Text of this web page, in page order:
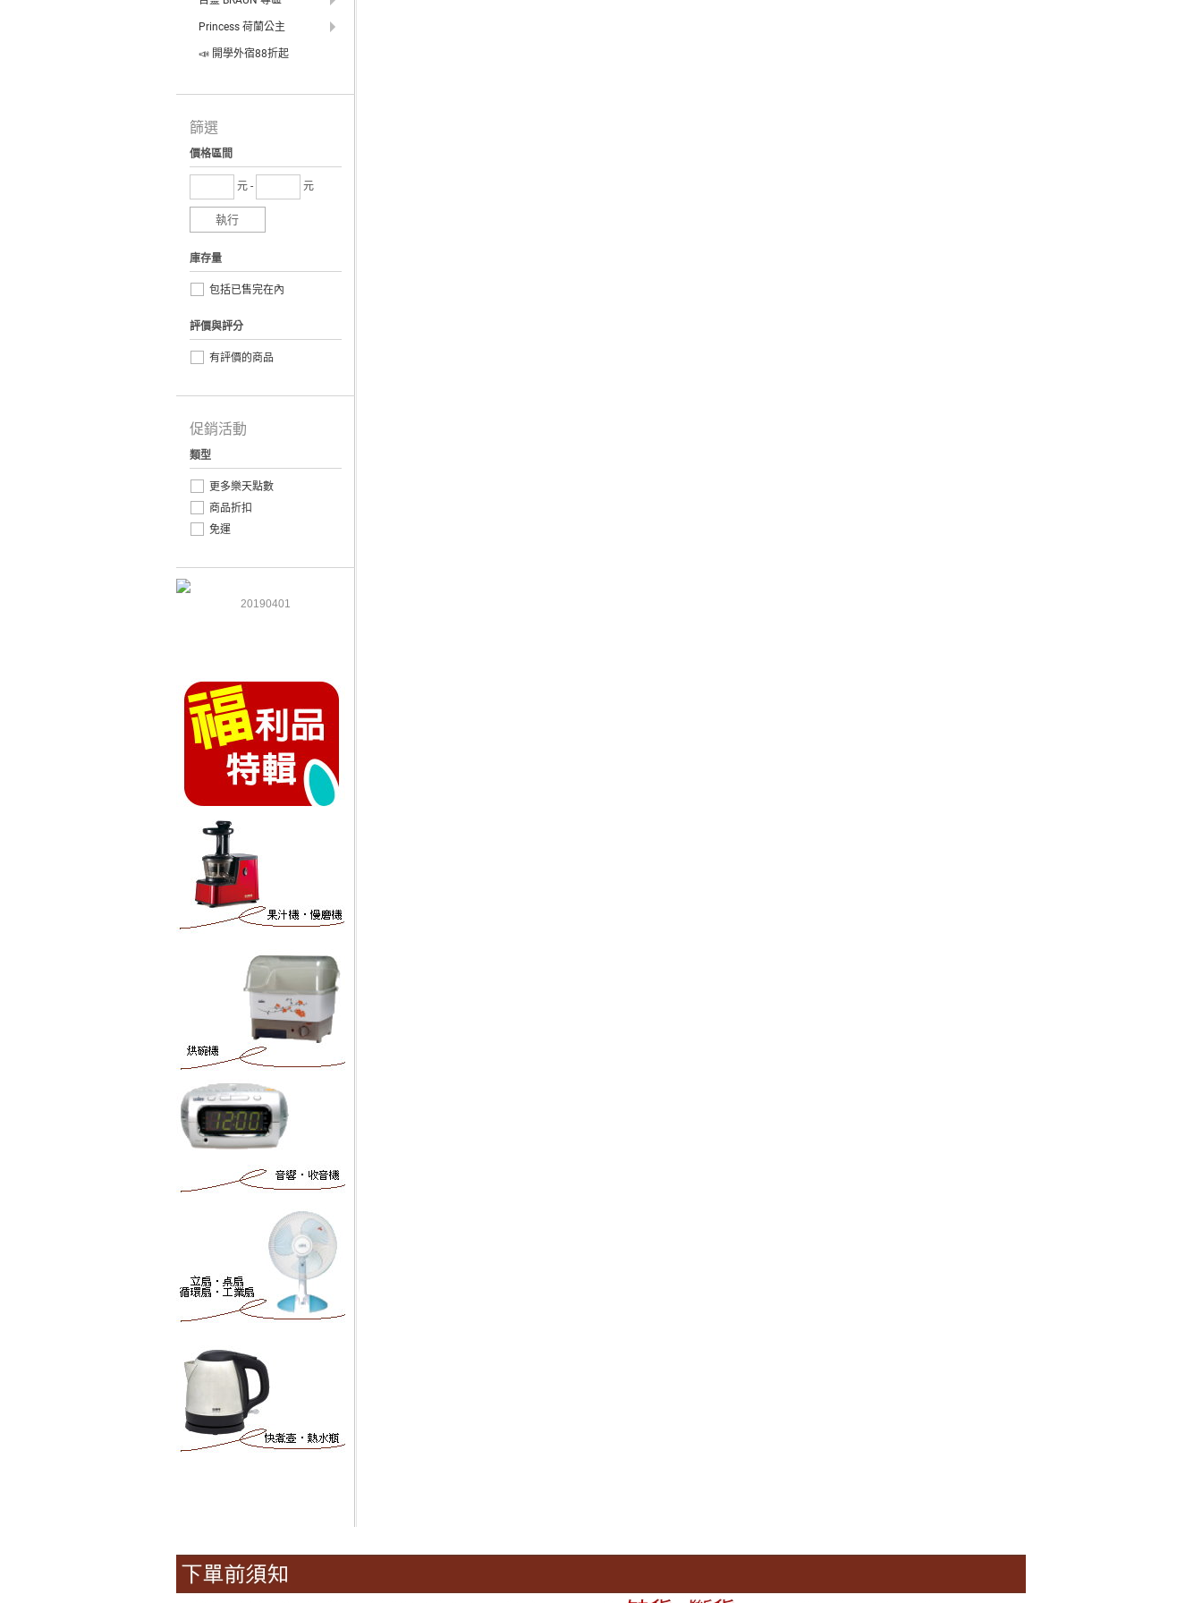
Princess 荷蘭公主
📣 開學外宿88折起
篩選
價格區間
元 - 元
執行
庫存量
包括已售完在內
評價與評分
有評價的商品
促銷活動
類型
更多樂天點數
商品折扣
免運
20190401